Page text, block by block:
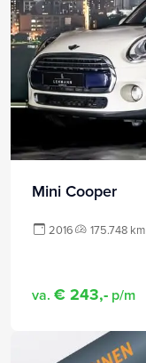
Mini Cooper
2016 175.748 km
va. € 243,- p/m